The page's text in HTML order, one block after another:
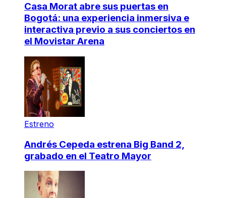
Casa Morat abre sus puertas en
Bogotá: una experiencia inmersiva e
interactiva previo a sus conciertos en
el Movistar Arena
Estreno
Andrés Cepeda estrena Big Band 2,
grabado en el Teatro Mayor